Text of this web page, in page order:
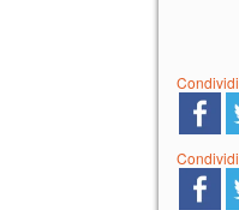
Condividi
Condividi